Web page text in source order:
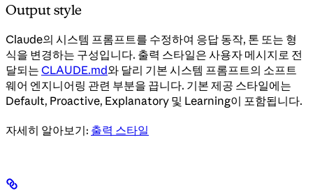
Output style
Claude의 시스템 프롬프트를 수정하여 응답 동작, 톤 또는 형
식을 변경하는 구성입니다. 출력 스타일은 사용자 메시지로 전
달되는 CLAUDE.md와 달리 기본 시스템 프롬프트의 소프트
웨어 엔지니어링 관련 부분을 끕니다. 기본 제공 스타일에는
Default, Proactive, Explanatory 및 Learning이 포함됩니다.
자세히 알아보기: 출력 스타일